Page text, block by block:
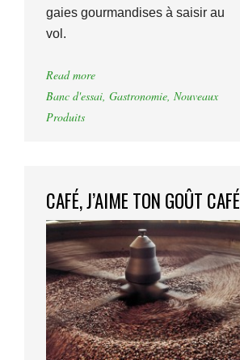
gaies gourmandises à saisir au
vol.
Read more
Banc d'essai, Gastronomie, Nouveaux
Produits
CAFÉ, J’AIME TON GOÛT CAFÉ